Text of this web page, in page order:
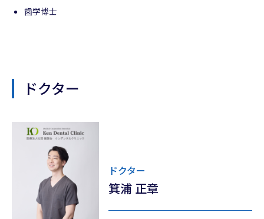
歯学博士
ドクター
ドクター
箕浦 正章